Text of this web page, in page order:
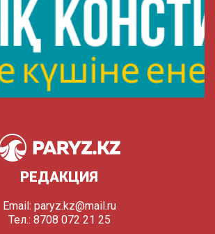
РЕДАКЦИЯ
Email: paryz.kz@mail.ru
Тел.: 8708 072 21 25